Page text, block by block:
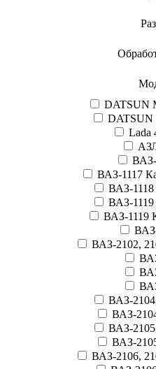
DATSUN
DATSUN
Lada
ВАЗ-
ВАЗ-1117
ВАЗ-1118
ВАЗ-1119
ВАЗ-1119
ВАЗ-2102,
ВАЗ-
ВАЗ-
ВАЗ-
ВАЗ-
ВАЗ-2106,